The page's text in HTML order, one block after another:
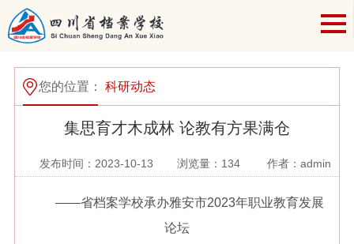
您的位置： 科研动态
集思育才木成林 论教有方果满仓
发布时间：2023-10-13 浏览量： 134 作者：admin
——省档案学校承办雅安市2023年职业教育发展
论坛